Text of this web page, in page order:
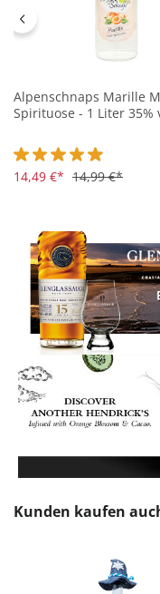
Alpenschnaps Marille
Spirituose - 1 Liter 35%
Durchschnittliche
14,49 €* 14,99 €*
Produktgalerie
Kunden kaufen